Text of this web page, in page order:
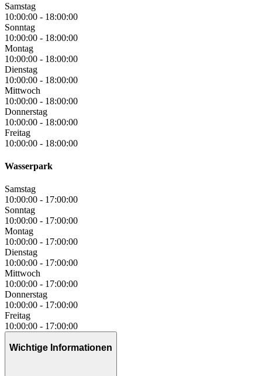
Samstag
10:00:00 - 18:00:00
Sonntag
10:00:00 - 18:00:00
Montag
10:00:00 - 18:00:00
Dienstag
10:00:00 - 18:00:00
Mittwoch
10:00:00 - 18:00:00
Donnerstag
10:00:00 - 18:00:00
Freitag
10:00:00 - 18:00:00
Wasserpark
Samstag
10:00:00 - 17:00:00
Sonntag
10:00:00 - 17:00:00
Montag
10:00:00 - 17:00:00
Dienstag
10:00:00 - 17:00:00
Mittwoch
10:00:00 - 17:00:00
Donnerstag
10:00:00 - 17:00:00
Freitag
10:00:00 - 17:00:00
Wichtige Informationen